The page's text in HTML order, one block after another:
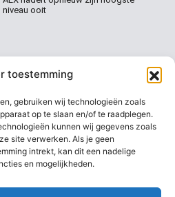
toestemming
gebruiken wij technologieën zoals
op te slaan en/of te raadplegen.
kunnen wij gegevens zoals
site verwerken. Als je geen
intrekt, kan dit een nadelige
en mogelijkheden.
niveau ooit
Europese beurzen stijgen richting
nieuwe records
AEX blijft overeind ondanks
koersdrama bij UMG